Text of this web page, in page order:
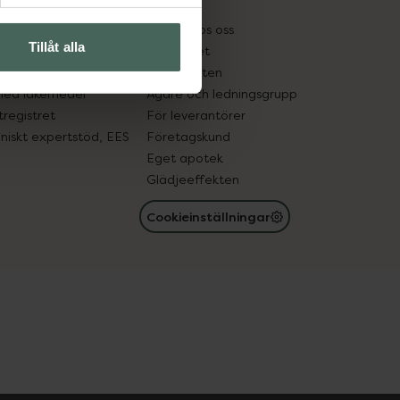
Tillåt alla
in gammal medicin
läkemedel
expertstöd, EES
Pressrum
Jobba hos oss
Hållbarhet
Samarbeten
Ägare och ledningsgrupp
För leverantörer
Företagskund
Eget apotek
Glädjeeffekten
Cookieinställningar